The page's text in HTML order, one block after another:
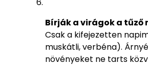
Bírják a virágok a tűző
Csak a kifejezetten
muskátli, verbéna).
növényeket ne tarts